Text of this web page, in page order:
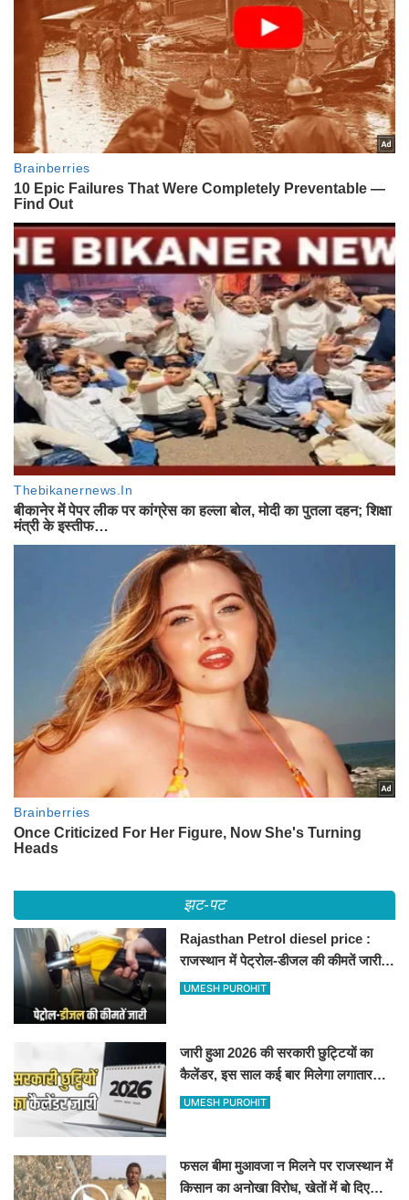
झट-पट
Rajasthan Petrol diesel price :
राजस्थान में पेट्रोल-डीजल की कीमतें जारी,
जानिए बीकानेर समेत पुरे प्रदेश में नए रेट
UMESH PUROHIT
जारी हुआ 2026 की सरकारी छुट्टियों का
कैलेंडर, इस साल कई बार मिलेगा लगातार
अवकाश, देखें
UMESH PUROHIT
फसल बीमा मुआवजा न मिलने पर राजस्थान में
किसान का अनोखा विरोध, खेतों में बो दिए